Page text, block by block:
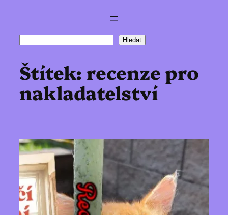
Hledat
Štítek:recenze pro
nakladatelství